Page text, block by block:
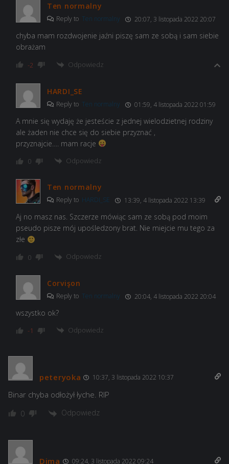
Ten normalny
Reply to Ten normalny 20:07, 3 listopada 2022 20:07
chyba mam rozdwojenie jaźni piszę sam ze sobą i sam siebie
obrażam
-2 Odpowiedz
HARDI_SE
Reply to Ten normalny 01:59, 4 listopada 2022 01:59
A mnie się wydaję że jesteście z jednej wielodzietnej rodziny
ale żaden nie chce się do siebie przyznać ,
przyznajcie…. mam racje
0 Odpowiedz
Ten normalny
Reply to HARDI_SE 13:39, 4 listopada 2022 13:39
Aj no masz nas. Szczerze mówiąc sam ze sobą pod moim
pseudo pisze mój upośledzony brat. Nie miejcie mu tego za
złe
0 Odpowiedz
Corvişon
Reply to Ten normalny 20:04, 4 listopada 2022 20:04
wszystko ok?
-1 Odpowiedz
peteryoka 10:37, 3 listopada 2022 10:37
Binar chyba odłożył łyche. RIP
0 Odpowiedz
Dima 09:24, 3 listopada 2022 09:24